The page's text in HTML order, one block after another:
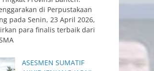
di Perpustakaan
pada Senin, 23 April 2026,
para finalis terbaik dari
ASESMEN SUMATIF